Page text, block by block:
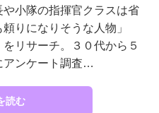
小隊の指揮官クラスは省
りになりそうな人物」
リサーチ。３０代から５
アンケート調査…
読む